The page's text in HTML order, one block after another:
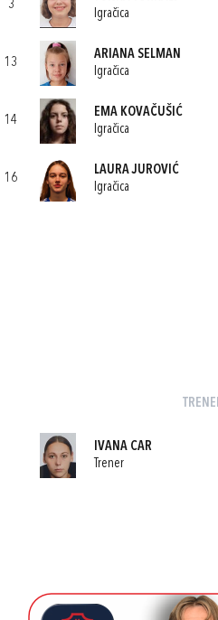
3
Igračica
13
ARIANA SELMAN
Igračica
14
EMA KOVAČUŠIĆ
Igračica
16
LAURA JUROVIĆ
Igračica
IVANA CAR
Trener